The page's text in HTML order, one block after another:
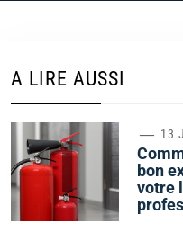
A LIRE AUSSI
1 13
bon
votre